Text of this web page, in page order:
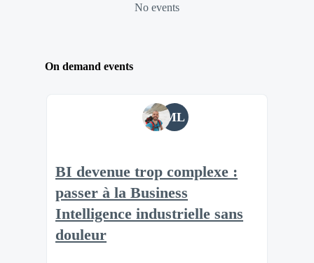
No events
On demand events
ML
BI devenue trop complexe :
passer à la Business
Intelligence industrielle sans
douleur